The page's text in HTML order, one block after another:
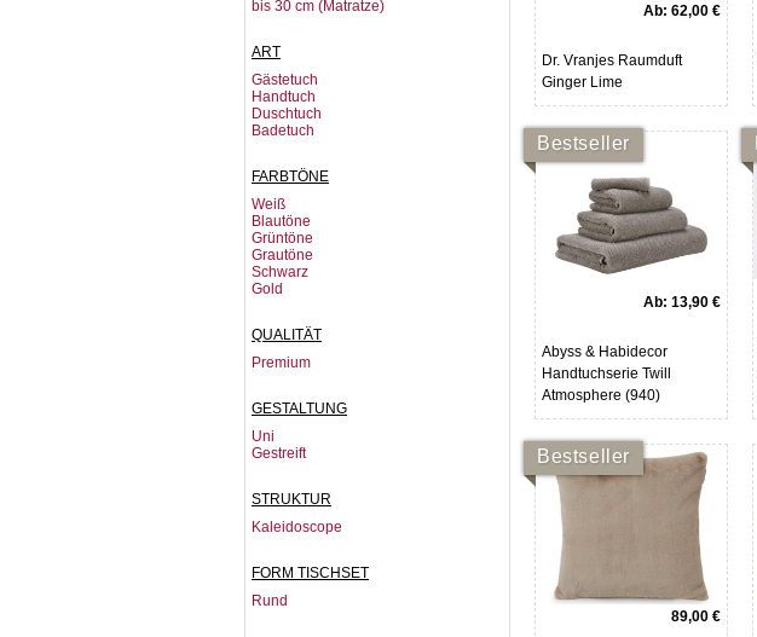
bis 30 cm (Matratze)
ART
Gästetuch
Handtuch
Duschtuch
Badetuch
FARBTÖNE
Weiß
Blautöne
Grüntöne
Grautöne
Schwarz
Gold
QUALITÄT
Premium
GESTALTUNG
Uni
Gestreift
STRUKTUR
Kaleidoscope
FORM TISCHSET
Rund
Ab: 62,00 €
Dr. Vranjes Raumduft
Ginger Lime
Bestseller
Ab: 13,90 €
Abyss & Habidecor
Handtuchserie Twill
Atmosphere (940)
Bestseller
89,00 €